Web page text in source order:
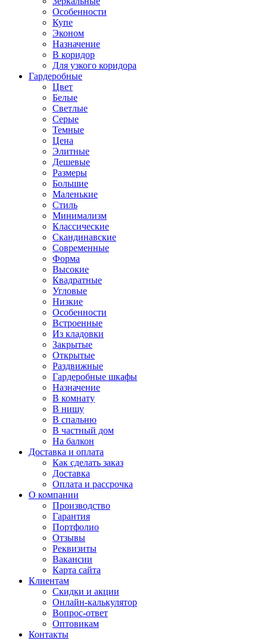
Особенности
Купе
Эконом
Назначение
В коридор
Для узкого коридора
Гардеробные
Цвет
Белые
Светлые
Серые
Темные
Цена
Элитные
Дешевые
Размеры
Большие
Маленькие
Стиль
Минимализм
Классические
Скандинавские
Современные
Форма
Высокие
Квадратные
Угловые
Низкие
Особенности
Встроенные
Из кладовки
Закрытые
Открытые
Раздвижные
Гардеробные шкафы
Назначение
В комнату
В нишу
В спальню
В частный дом
На балкон
Доставка и оплата
Как сделать заказ
Доставка
Оплата и рассрочка
О компании
Производство
Гарантия
Портфолио
Отзывы
Реквизиты
Вакансии
Карта сайта
Клиентам
Скидки и акции
Онлайн-калькулятор
Вопрос-ответ
Оптовикам
Контакты